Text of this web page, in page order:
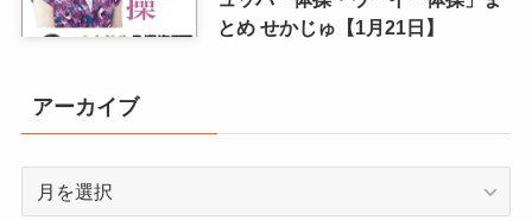
とめ せかじゅ【1月21日】
アーカイブ